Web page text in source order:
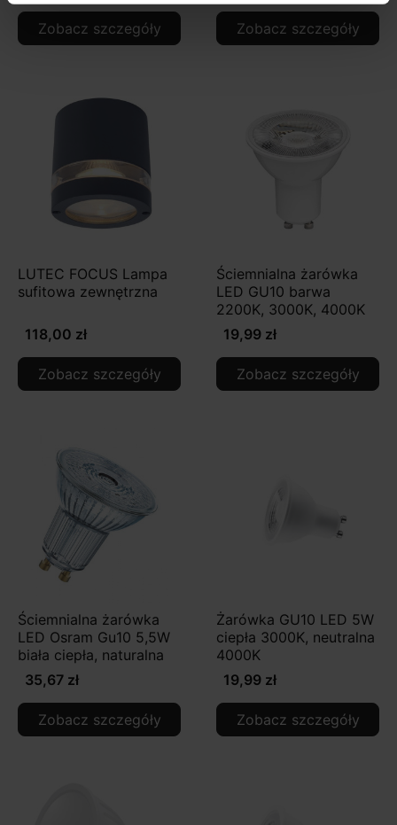
Zobacz szczegóły Zobacz szczegóły
LUTEC FOCUS Lampa
sufitowa zewnętrzna
118,00 zł
Zobacz szczegóły
Ściemnialna żarówka
LED GU10 barwa
2200K, 3000K, 4000K
19,99 zł
Zobacz szczegóły
Ściemnialna żarówka
LED Osram Gu10 5,5W
biała ciepła, naturalna
35,67 zł
Zobacz szczegóły
Żarówka GU10 LED 5W
ciepła 3000K, neutralna
4000K
19,99 zł
Zobacz szczegóły